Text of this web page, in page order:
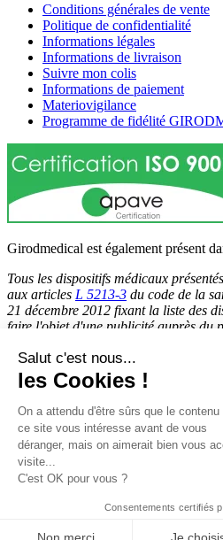
Conditions générales de vente
Politique de confidentialité
Informations légales
Informations de livraison
Suivre mon colis
Informations de paiement
Materiovigilance
Programme de fidélité
Girodmedical est également présent
Tous les dispositifs médicaux
aux articles L 5213-3 du code de la
21 décembre 2012 fixant la liste des
faire l'objet d'une publicité auprès
du code de la santé publique.
être légalement promus et rendus
© 2026 Girodmedical. Tous droits
Paiement 100 % sécurisé !
Contrôle Anti-Fraude, Certificat SSL
Salut c'est nous...
les Cookies !
On a attendu d'être sûrs que le contenu
ce site vous intéresse avant de vous
déranger, mais on aimerait bien vous
visite...
C'est OK pour vous ?
Consentements certifiés